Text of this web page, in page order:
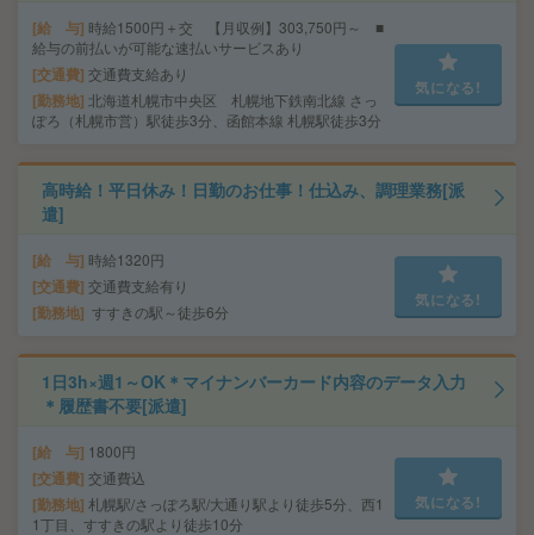
給 与 時給1500円＋交 【月収例】303,750円～ ■
給与の前払いが可能な速払いサービスあり
交通費 交通費支給あり
勤務地 北海道札幌市中央区 札幌地下鉄南北線 さっ
ぽろ（札幌市営）駅徒歩3分、函館本線 札幌駅徒歩3分
気になる!
高時給！平日休み！日勤のお仕事！仕込み、調理業務[派
遣]
給 与 時給1320円
交通費 交通費支給有り
勤務地 すすきの駅～徒歩6分
気になる!
1日3h×週1～OK＊マイナンバーカード内容のデータ入力
＊履歴書不要[派遣]
給 与 1800円
交通費 交通費込
勤務地 札幌駅/さっぽろ駅/大通り駅より徒歩5分、西1
1丁目、すすきの駅より徒歩10分
気になる!